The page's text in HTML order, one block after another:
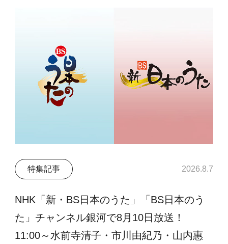
特集記事 2026.8.7
NHK「新・BS日本のうた」「BS日本のう
た」チャンネル銀河で8月10日放送！
11:00～水前寺清子・市川由紀乃・山内惠